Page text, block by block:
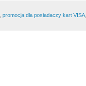
promocja dla posiadaczy kart VISA